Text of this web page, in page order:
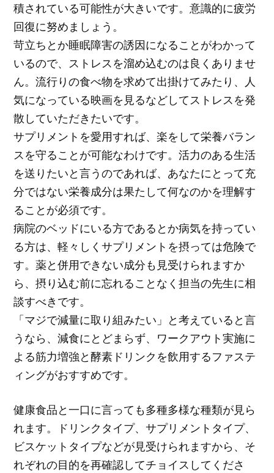
積されている可能性が大きいです。意識的に疲労
回復に努めましょう。
苛立ちとか睡眠障害の誘因になることがわかって
いるので、ストレスを溜め込むのは良くありませ
ん。流行りの食べ物を求めて出掛けてみたり、人
気になっている映画を見るなどしてストレスを発
散していただきたいです。
サプリメントを愛用すれば、楽をして栄養バラン
スを守ることが可能なわけです。活力のある生活
を送りたいと言うのであれば、あなたにとって充
分ではない栄養成分は果たして何なのかを理解す
ることが必須です。
病院のベッドにいる方であるとか病気を持ってい
る方は、軽々しくサプリメントを摂っては危険で
す。薬と併用できない成分も見受けられますか
ら、摂り込む前に忘れることなく担当の先生に相
談すべきです。
「マジで減量に取り組みたい」と考えていると言
うなら、減食にとどまらず、ワークアウト実施に
よる筋力増強と酵素ドリンクを飲用するファステ
ィングがおすすめです。
健康食品と一口に言っても多種多様な種類が見ら
れます。ドリンクタイプ、サプリメントタイプ、
ビスケットタイプなどが見受けられますから、そ
れぞれの目的を再確認してチョイスしてくださ